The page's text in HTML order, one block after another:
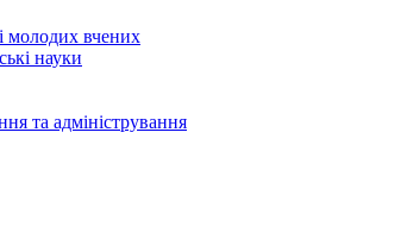
молодих вчених
науки
та адміністрування